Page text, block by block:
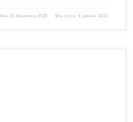
15 décembre 2020 Mis à jour6 janvier 2021